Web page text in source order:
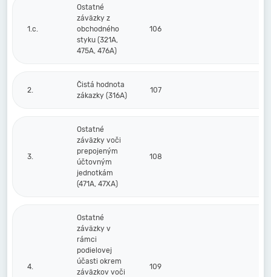
1.c.
Ostatné
záväzky z
obchodného
styku (321A,
475A, 476A)
106
2.
Čistá hodnota
zákazky (316A)
107
3.
Ostatné
záväzky voči
prepojeným
účtovným
jednotkám
(471A, 47XA)
108
4.
Ostatné
záväzky v
rámci
podielovej
účasti okrem
záväzkov voči
109